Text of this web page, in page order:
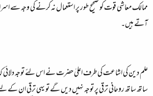
ممالک معاشی قوت کو صحیح طور پر استعمال نہ کرنے کی وجہ
آتے ہیں۔
علم دین کی اشاعت کی طرف اعلیٰ حضرت نے اس لئے توجہ دلائی
ساتھ ساتھ روحانی ترقی پر توجہ نہیں دیں گے تو یہی ترقی ان